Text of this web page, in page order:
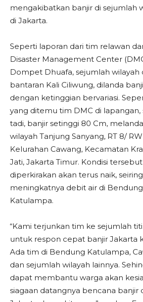
mengakibatkan banjir di sejumlah
di Jakarta.
Seperti laporan dari tim relawan
Disaster Management Center
Dompet Dhuafa, sejumlah wilayah
bantaran Kali Ciliwung, dilanda
dengan ketinggian bervariasi.
yang ditemu tim DMC di lapangan,
tadi, banjir setinggi 80 Cm, melanda
wilayah Tanjung Sanyang, RT 8/
Kelurahan Cawang, Kecamatan
Jati, Jakarta Timur. Kondisi tersebut
diperkirakan akan terus naik, seiring
meningkatnya debit air di
Katulampa.
“Kami terjunkan tim ke sejumlah
untuk respon cepat banjir Jakarta
Ada tim di Bendung Katulampa,
dan sejumlah wilayah lainnya.
dapat membantu warga akan
siagaan datangnya bencana banjir